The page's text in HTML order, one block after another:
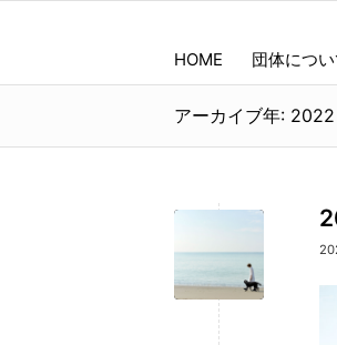
HOME 団体につい
アーカイブ年: 2022